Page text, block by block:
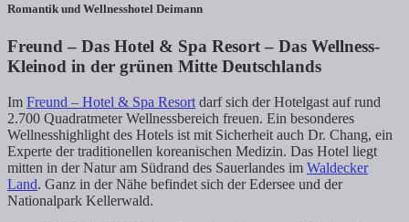
Romantik und Wellnesshotel Deimann
Freund – Das Hotel & Spa Resort – Das Wellness-
Kleinod in der grünen Mitte Deutschlands
Im Freund – Hotel & Spa Resort darf sich der Hotelgast auf rund
2.700 Quadratmeter Wellnessbereich freuen. Ein besonderes
Wellnesshighlight des Hotels ist mit Sicherheit auch Dr. Chang, ein
Experte der traditionellen koreanischen Medizin. Das Hotel liegt
mitten in der Natur am Südrand des Sauerlandes im Waldecker
Land. Ganz in der Nähe befindet sich der Edersee und der
Nationalpark Kellerwald.